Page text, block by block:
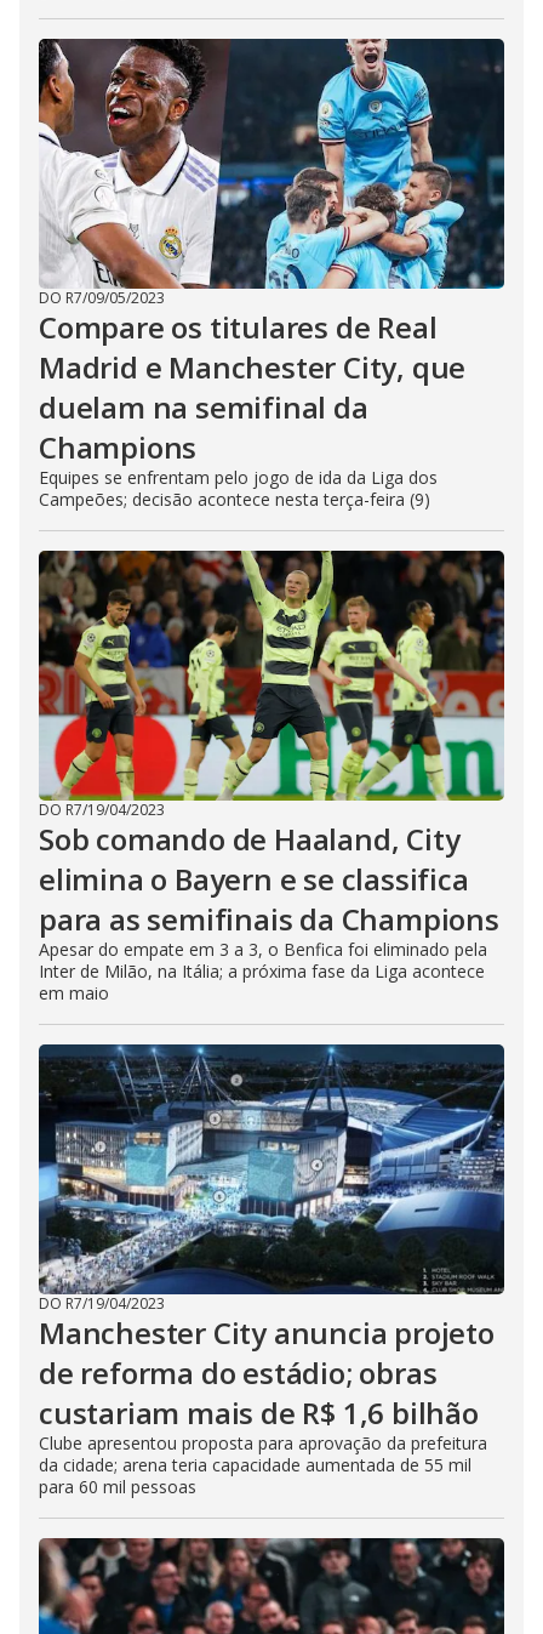
DO R7/09/05/2023
Compare os titulares de Real
Madrid e Manchester City, que
duelam na semifinal da
Champions
Equipes se enfrentam pelo jogo de ida da Liga dos
Campeões; decisão acontece nesta terça-feira (9)
DO R7/19/04/2023
Sob comando de Haaland, City
elimina o Bayern e se classifica
para as semifinais da Champions
Apesar do empate em 3 a 3, o Benfica foi eliminado pela
Inter de Milão, na Itália; a próxima fase da Liga acontece
em maio
DO R7/19/04/2023
Manchester City anuncia projeto
de reforma do estádio; obras
custariam mais de R$ 1,6 bilhão
Clube apresentou proposta para aprovação da prefeitura
da cidade; arena teria capacidade aumentada de 55 mil
para 60 mil pessoas